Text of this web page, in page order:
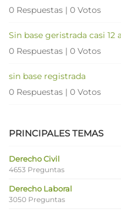
0 Respuestas | 0 Votos
Sin base geristrada casi
0 Respuestas | 0 Votos
sin base registrada
0 Respuestas | 0 Votos
PRINCIPALES TEMAS
Derecho Civil
4653 Preguntas
Derecho Laboral
3050 Preguntas